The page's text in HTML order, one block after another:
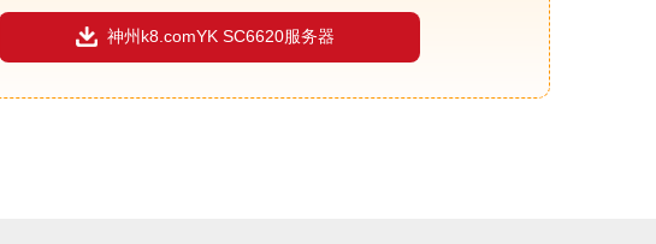
神州k8.comYK SC6620服务器